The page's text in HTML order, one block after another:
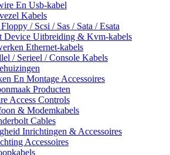
En Usb-kabel
Kabels
/ Scsi / Sas / Sata / Esata
Device Uitbreiding & Kvm-kabels
Ethernet-kabels
/ Serieel / Console Kabels
En Montage Accessoires
Producten
Access Controls
& Modemkabels
Cables
Inrichtingen & Accessoires
Accessoires